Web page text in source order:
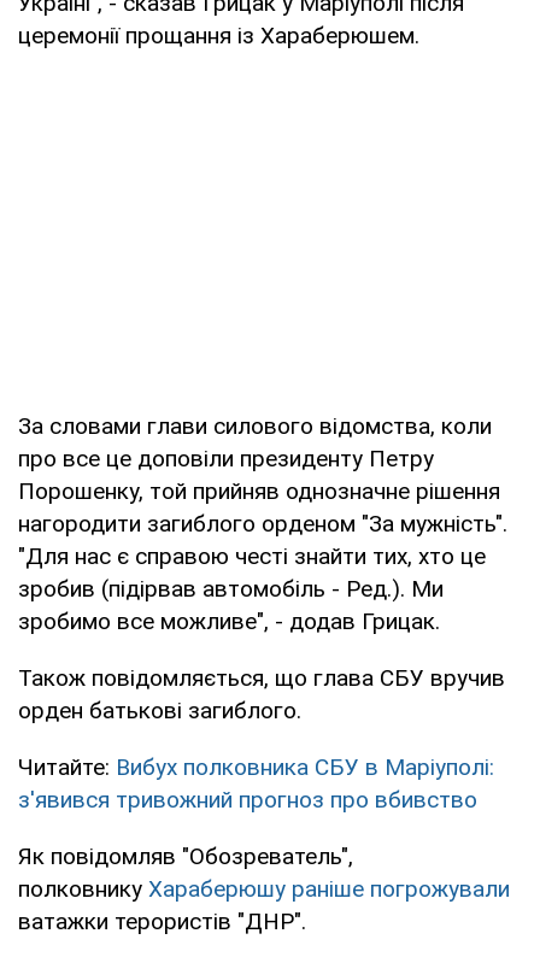
церемонії прощання із Хараберюшем.
За словами глави силового відомства, коли
про все це доповіли президенту Петру
Порошенку, той прийняв однозначне рішення
нагородити загиблого орденом "За мужність".
"Для нас є справою честі знайти тих, хто це
зробив (підірвав автомобіль - Ред.). Ми
зробимо все можливе", - додав Грицак.
Також повідомляється, що глава СБУ вручив
орден батькові загиблого.
Читайте: Вибух полковника СБУ в Маріуполі:
з'явився тривожний прогноз про вбивство
Як повідомляв "Обозреватель",
полковнику Хараберюшу раніше погрожували
ватажки терористів "ДНР".